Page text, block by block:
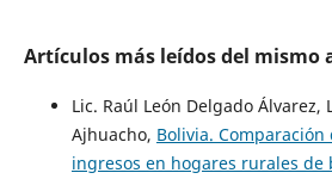
Artículos más leídos del mismo
Lic. Raúl León Delgado Álvarez,
Ajhuacho, Bolivia.
ingresos en hogares rurales de